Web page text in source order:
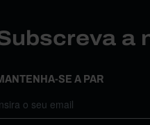
a
SE A PAR